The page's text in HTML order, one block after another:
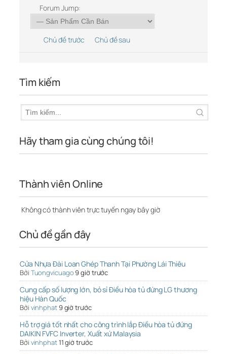
Forum Jump:
Chủ đề trước Chủ đề sau
Tìm kiếm
Hãy tham gia cùng chúng tôi!
Thành viên Online
Không có thành viên trực tuyến ngay bây giờ
Chủ đề gần đây
Cửa Nhựa Đài Loan Ghép Thanh Tại Phường Lái Thiêu
Bởi Tuongvicuago9 giờ trước
Cung cấp số lượng lớn, bỏ sỉ Điều hòa tủ đứng LG thương
hiệu Hàn Quốc
Bởi vinhphat9 giờ trước
Hỗ trợ giá tốt nhất cho công trình lắp Điều hòa tủ đứng
DAIKIN FVFC Inverter, Xuất xứ Malaysia
Bởi vinhphat11 giờ trước